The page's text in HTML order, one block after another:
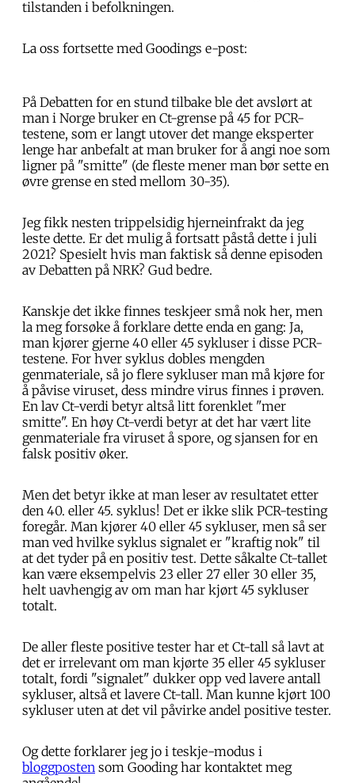
tilstanden i befolkningen.
La oss fortsette med Goodings e-post:
På Debatten for en stund tilbake ble det avslørt at
man i Norge bruker en Ct-grense på 45 for PCR-
testene, som er langt utover det mange eksperter
lenge har anbefalt at man bruker for å angi noe som
ligner på "smitte" (de fleste mener man bør sette en
øvre grense en sted mellom 30-35).
Jeg fikk nesten trippelsidig hjerneinfrakt da jeg
leste dette. Er det mulig å fortsatt påstå dette i juli
2021? Spesielt hvis man faktisk så denne episoden
av Debatten på NRK? Gud bedre.
Kanskje det ikke finnes teskjeer små nok her, men
la meg forsøke å forklare dette enda en gang: Ja,
man kjører gjerne 40 eller 45 sykluser i disse PCR-
testene. For hver syklus dobles mengden
genmateriale, så jo flere sykluser man må kjøre for
å påvise viruset, dess mindre virus finnes i prøven.
En lav Ct-verdi betyr altså litt forenklet "mer
smitte". En høy Ct-verdi betyr at det har vært lite
genmateriale fra viruset å spore, og sjansen for en
falsk positiv øker.
Men det betyr ikke at man leser av resultatet etter
den 40. eller 45. syklus! Det er ikke slik PCR-testing
foregår. Man kjører 40 eller 45 sykluser, men så ser
man ved hvilke syklus signalet er "kraftig nok" til
at det tyder på en positiv test. Dette såkalte Ct-tallet
kan være eksempelvis 23 eller 27 eller 30 eller 35,
helt uavhengig av om man har kjørt 45 sykluser
totalt.
De aller fleste positive tester har et Ct-tall så lavt at
det er irrelevant om man kjørte 35 eller 45 sykluser
totalt, fordi "signalet" dukker opp ved lavere antall
sykluser, altså et lavere Ct-tall. Man kunne kjørt 100
sykluser uten at det vil påvirke andel positive tester.
Og dette forklarer jeg jo i teskje-modus i
bloggposten som Gooding har kontaktet meg